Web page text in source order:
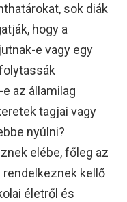
sok diák
hogy a
e vagy egy
az államilag
tagjai vagy
nyúlni?
elébe, főleg az
kellő
életről és